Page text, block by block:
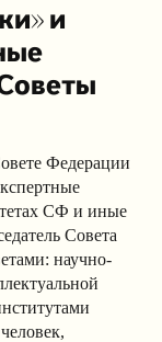
и
Федерации
СФ и иные
Совета
научно-